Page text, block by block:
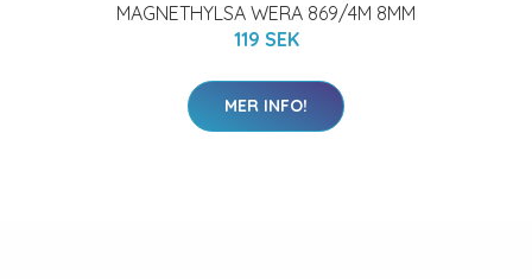
MAGNETHYLSA WERA 869/4M 8MM
119 SEK
MER INFO!